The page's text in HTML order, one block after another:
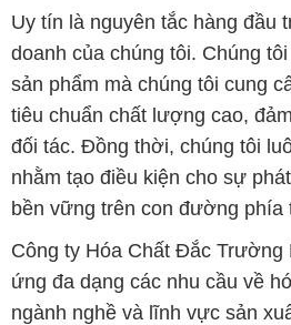
Uy tín là nguyên tắc hàng đầu
doanh của chúng tôi. Chúng
sản phẩm mà chúng tôi cung
tiêu chuẩn chất lượng cao,
đối tác. Đồng thời, chúng tôi
nhằm tạo điều kiện cho sự
bền vững trên con đường phía
Công ty Hóa Chất Đắc Trường
ứng đa dạng các nhu cầu về
ngành nghề và lĩnh vực sản